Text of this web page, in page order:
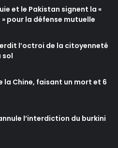
et le Pakistan signent la «
pour la défense mutuelle
l’octroi de la citoyenneté
sol
la Chine, faisant un mort et 6
l’interdiction du burkini